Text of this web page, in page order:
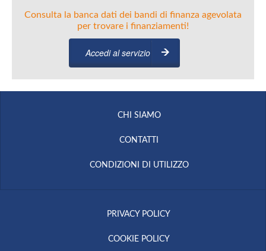
Consulta la banca dati dei bandi di finanza agevolata
per trovare i finanziamenti!
Accedi al servizio
CHI SIAMO
CONTATTI
CONDIZIONI DI UTILIZZO
PRIVACY POLICY
COOKIE POLICY